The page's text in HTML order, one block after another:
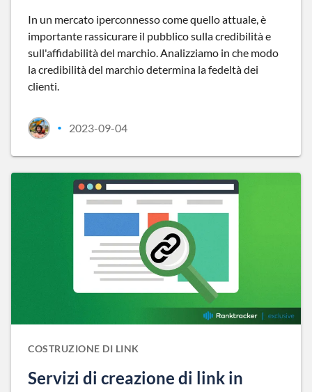
In un mercato iperconnesso come quello attuale, è
importante rassicurare il pubblico sulla credibilità e
sull'affidabilità del marchio. Analizziamo in che modo
la credibilità del marchio determina la fedeltà dei
clienti.
• 2023-09-04
COSTRUZIONE DI LINK
Servizi di creazione di link in